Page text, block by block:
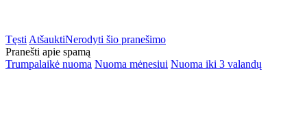
TęstiAtšauktiNerodyti šio pranešimo
Pranešti apie spamą
Trumpalaikė nuoma Nuoma mėnesiui Nuoma iki 3 valandų